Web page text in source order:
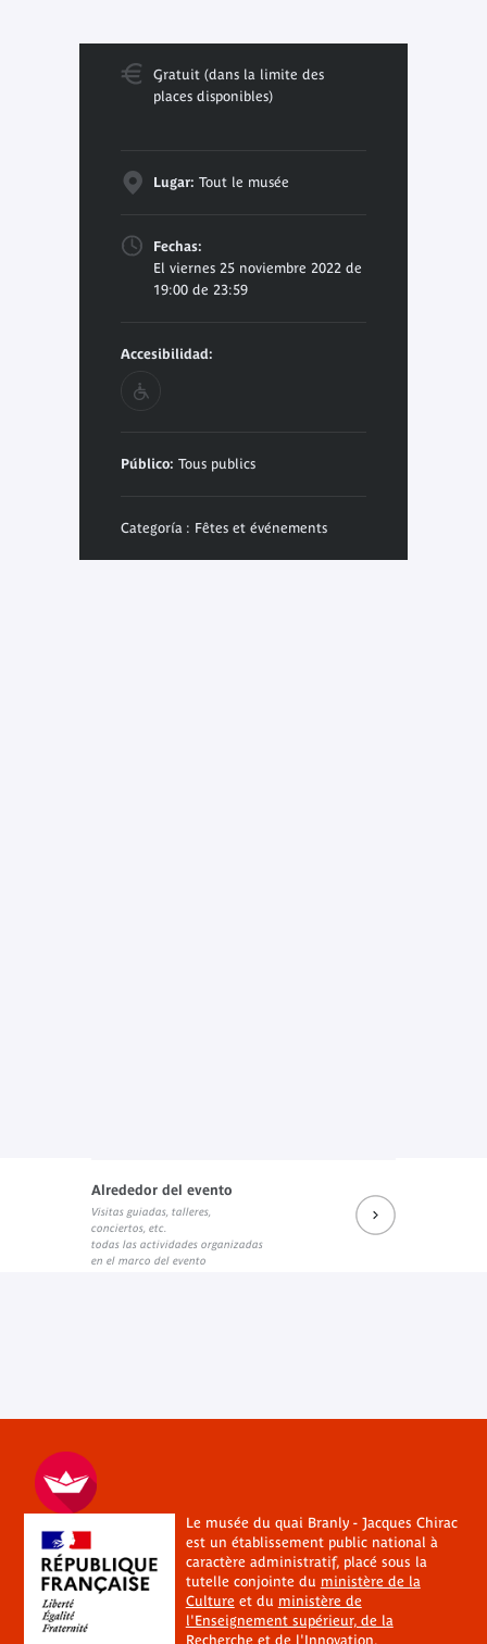
Gratuit (dans la limite des
places disponibles)
Lugar: Tout le musée
Fechas:
El viernes 25 noviembre 2022 de
19:00 de 23:59
Accesibilidad:
Público: Tous publics
Categoría : Fêtes et événements
Alrededor del evento
Visitas guiadas, talleres,
conciertos, etc.
todas las actividades organizadas
en el marco del evento
Le musée du quai Branly - Jacques Chirac
est un établissement public national à
caractère administratif, placé sous la
tutelle conjointe du ministère de la
Cultureet du ministère de
l'Enseignement supérieur, de la
Recherche et de l'Innovation.